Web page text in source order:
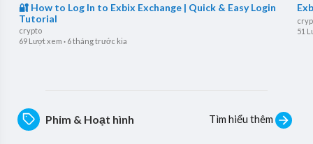
🔐 How to Log In to Exbix Exchange | Quick & Easy Login
Tutorial
crypto
69 Lượt xem · 6 tháng trước kia
51
Phim & Hoạt hình Tìm hiểu thêm